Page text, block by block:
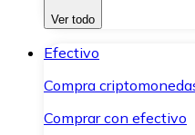
Ver todo
Efectivo
Compra
Comprar con efectivo